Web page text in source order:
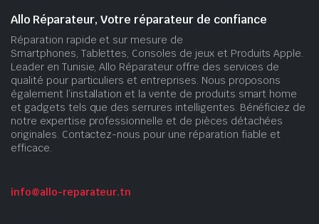
Allo Réparateur, Votre réparateur de confiance
Réparation rapide et sur mesure de
Smartphones, Tablettes, Consoles de jeux et Produits Apple.
Leader en Tunisie, Allo Réparateur offre des services de
qualité pour particuliers et entreprises. Nous proposons
également l’installation et la vente de produits smart home
et gadgets tels que des serrures intelligentes. Bénéficiez de
notre expertise professionnelle et de pièces détachées
originales. Contactez-nous pour une réparation fiable et
efficace.
info@allo-reparateur.tn